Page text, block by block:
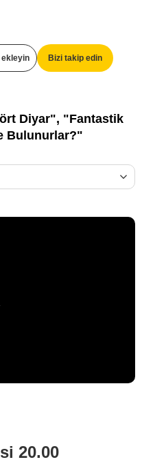
ekleyin Bizi takip edin
Diyar", "Fantastik
Bulunurlar?"
20.00